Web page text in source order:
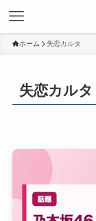
ホーム 失恋カルタ
失恋カルタ